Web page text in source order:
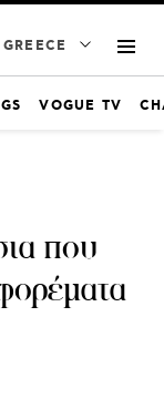
GREECE
VOGUE TV
που